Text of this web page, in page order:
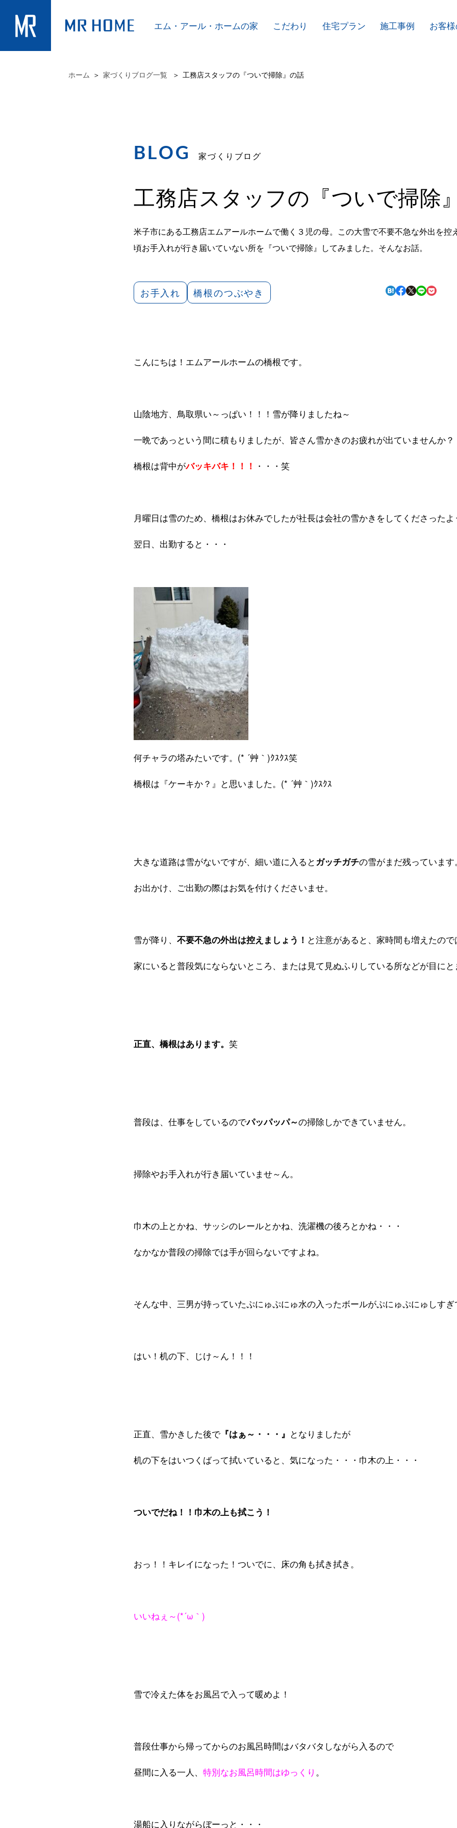
エム・アール・ホームの家 こだわり 住宅プラン 施工事例 お客
ホーム 家づくりブログ一覧 工務店スタッフの『ついで掃除』の話
BLOG 家づくりブログ
工務店スタッフの『ついで掃除
米子市にある工務店エムアールホームで働く３児の母。この大雪で不要不急な外出を控
頃お手入れが行き届いていない所を『ついで掃除』してみました。そんなお話。
お手入れ 橋根のつぶやき
こんにちは！エムアールホームの橋根です。
山陰地方、鳥取県い～っぱい！！！雪が降りましたね～
一晩であっという間に積もりましたが、皆さん雪かきのお疲れが出ていませんか？
橋根は背中がバッキバキ！！！ ・・・笑
月曜日は雪のため、橋根はお休みでしたが社長は会社の雪かきをしてくださったよ
翌日、出勤すると・・・
何チャラの塔みたいです。(* ´艸｀)ｸｽｸｽ笑
橋根は『ケーキか？』と思いました。(* ´艸｀)ｸｽｸｽ
大きな道路は雪がないですが、細い道に入るとガッチガチの雪がまだ残っています
お出かけ、ご出勤の際はお気を付けくださいませ。
雪が降り、 不要不急の外出は控えましょう！ と注意があると、家時間も増えたの
家にいると普段気にならないところ、または見て見ぬふりしている所などが目に
正直、橋根はあります。 笑
普段は、仕事をしているのでパッパッパ～の掃除しかできていません。
掃除やお手入れが行き届いていませ～ん。
巾木の上とかね、サッシのレールとかね、洗濯機の後ろとかね・・・
なかなか普段の掃除では手が回らないですよね。
そんな中、三男が持っていたぷにゅぷにゅ水の入ったボールがぷにゅぷにゅしす
はい！机の下、じけ～ん！！！
正直、雪かきした後で『はぁ～・・・』 となりましたが
机の下をはいつくばって拭いていると、気になった・・・巾木の上・・・
ついでだね！！巾木の上も拭こう！
おっ！！キレイになった！ついでに、床の角も拭き拭き。
いいねぇ～(*´ω｀)
雪で冷えた体をお風呂で入って暖めよ！
普段仕事から帰ってからのお風呂時間はバタバタしながら入るので
昼間に入る一人、 特別なお風呂時間はゆっくり 。
湯船に入りながらぼーっと・・・